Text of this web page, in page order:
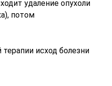
удаление опухоли
потом
исход болезни